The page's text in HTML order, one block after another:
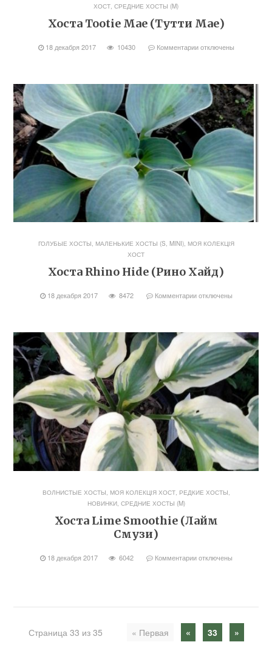
ХОСТ СРЕДНИЕ ХОСТЫ (M)
Хоста Tootie Mae (Тутти Мае)
18 декабря 2017 10430 Комментарииотключены
ГОЛУБЫЕ ХОСТЫ, МАЛЕНЬКИЕ ХОСТЫ (S, MINI), МОЯ КОЛЕКЦІЯ
ХОСТ
Хоста Rhino Hide (Рино Хайд)
18 декабря 2017 8472 Комментарииотключены
ВОЛНИСТЫЕ ХОСТЫ, МОЯ КОЛЕКЦІЯ ХОСТ, РЕДКИЕ ХОСТЫ,
НОВИНКИ, СРЕДНИЕ ХОСТЫ (M)
Хоста Lime Smoothie (Лайм
Смузи)
18 декабря 2017 6042 Комментарииотключены
Страница 33 из 35 « Первая « 33 »